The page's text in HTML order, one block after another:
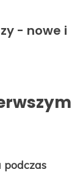
- nowe i
podczas